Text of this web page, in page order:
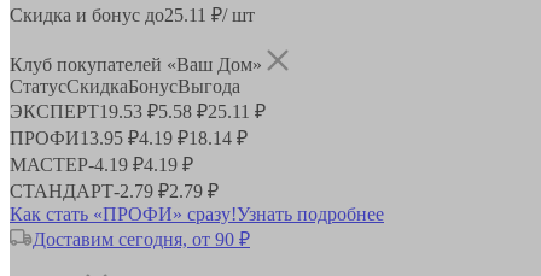
Скидка и бонус до25.11 ₽/ шт
Клуб покупателей «Ваш Дом»
СтатусСкидкаБонусВыгода
ЭКСПЕРТ19.53 ₽5.58 ₽25.11 ₽
ПРОФИ13.95 ₽4.19 ₽18.14 ₽
МАСТЕР-4.19 ₽4.19 ₽
СТАНДАРТ-2.79 ₽2.79 ₽
Как стать «ПРОФИ» сразу!Узнать подробнее
Доставим сегодня, от 90 ₽